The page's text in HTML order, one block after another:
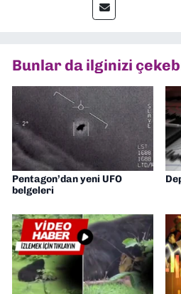
editörlük
Bunlar da ilginizi
Pentagon’dan yeni UFO
belgeleri